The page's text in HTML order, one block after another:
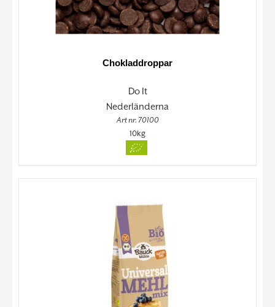
Chokladdroppar
Do It
Nederländerna
Art nr. 70100
10kg